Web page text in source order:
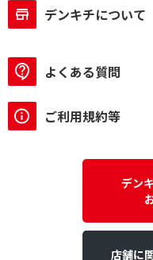
デンキチについて
よくある質問
ご利用規約等
デン
店舗に